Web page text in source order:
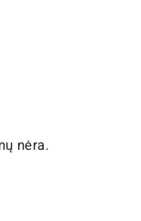
nėra.